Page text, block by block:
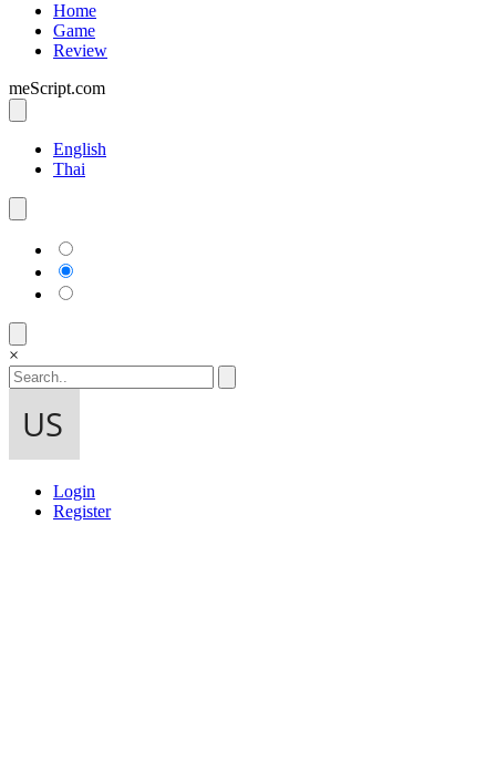
Home
Game
Review
meScript.com
English
Thai
×
Login
Register